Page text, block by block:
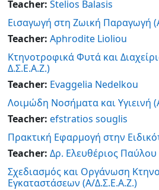
Teacher: Stelios Balasis
Εισαγωγή στη Ζωική Παραγωγή
Teacher: Aphrodite Lioliou
Κτηνοτροφικά Φυτά και
Δ.Σ.Ε.Α.Ζ.)
Teacher: Evaggelia Nedelkou
Λοιμώδη Νοσήματα και Υγιεινή
Teacher: efstratios souglis
Πρακτική Εφαρμογή στην
Teacher: Δρ. Ελευθέριος Παύλου
Σχεδιασμός και Οργάνωση
Εγκαταστάσεων (Α/Δ.Σ.Ε.Α.Ζ.)